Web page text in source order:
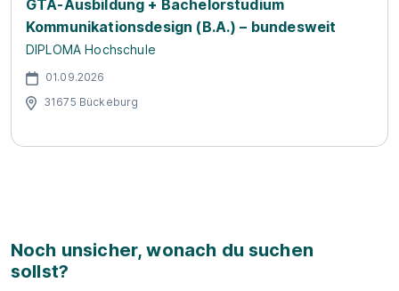
GTA-Ausbildung + Bachelorstudium
Kommunikationsdesign (B.A.) – bundesweit
DIPLOMA Hochschule
01.09.2026
31675 Bückeburg
Noch unsicher, wonach du suchen
sollst?